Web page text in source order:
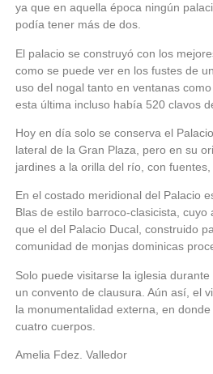
ya que en aquella época ningún
podía tener más de dos.
El palacio se construyó con los
como se puede ver en los fustes de
uso del nogal tanto en ventanas
esta última incluso había 520 clavos
Hoy en día solo se conserva el
lateral de la Gran Plaza, pero en su
jardines a la orilla del río, con fuentes,
En el costado meridional del Palacio
Blas de estilo barroco-clasicista, cuyo
que el del Palacio Ducal, construido
comunidad de monjas dominicas
Solo puede visitarse la iglesia
un convento de clausura. Aún así, el
la monumentalidad externa, en
cuatro cuerpos.
Amelia Fdez. Valledor